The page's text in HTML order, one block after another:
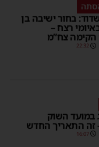
בחור ישיבה בן
באיומי רצח –
צח”מ
22:32
במועד השוק
זה התאריך החדש
16:07